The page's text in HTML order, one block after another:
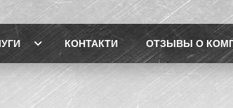
КОНТАКТИ ОТЗЫВЫ О